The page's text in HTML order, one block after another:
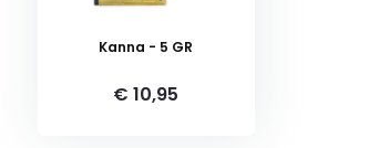
Kanna - 5 GR
€ 10,95